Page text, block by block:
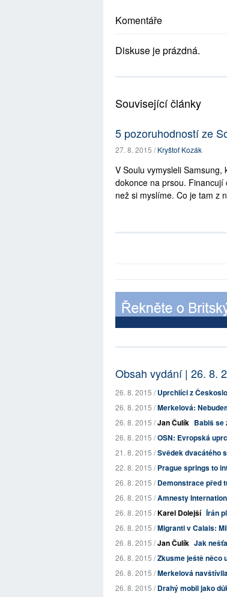
Komentáře
Diskuse je prázdná.
Související články
5 pozoruhodností ze
27. 8. 2015 /Kryštof Kozák
V Soulu vymysleli
dokonce na prsou.
než si myslíme. Co je tam z
Obsah vydání | 26. 8.
26. 8. 2015 /Uprchlíci z
26. 8. 2015 /Merkelová:
26. 8. 2015 /Jan Čulík Babiš se
26. 8. 2015 /OSN: Evropská
21. 8. 2015 /Svědek dvacátého
22. 8. 2015 /Prague springs to
26. 8. 2015 /Demonstrace před
26. 8. 2015 /Amnesty
26. 8. 2015 /Karel Dolejší Írán
26. 8. 2015 /Migranti v Calais:
26. 8. 2015 /Jan Čulík Jak
26. 8. 2015 /Zkusme ještě něco
26. 8. 2015 /Merkelová
26. 8. 2015 /Drahý mobil jako